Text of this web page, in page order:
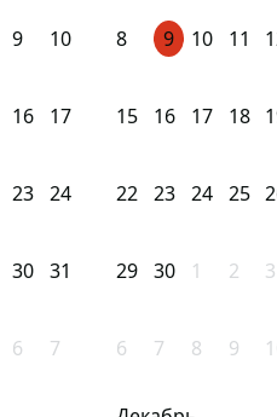
9 10
16 17
23 24
30 31
6 7
8 9 10 11
15 16 17 18
22 23 24 25
29 30 1 2 3
6 7 8 9